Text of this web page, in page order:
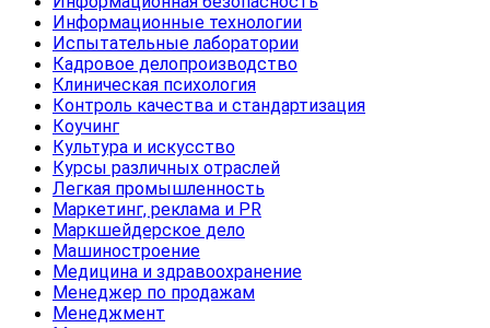
Информационные технологии
Испытательные лаборатории
Кадровое делопроизводство
Клиническая психология
Контроль качества и стандартизация
Коучинг
Культура и искусство
Курсы различных отраслей
Легкая промышленность
Маркетинг, реклама и PR
Маркшейдерское дело
Машиностроение
Медицина и здравоохранение
Менеджер по продажам
Менеджмент